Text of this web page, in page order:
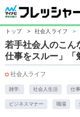
トップ > 社会人ライフ >
若手社会人のこ
仕事をスルー」「
社会人ライフ
雑学. 社会人生活 仕事
ビジネスマナー 職場